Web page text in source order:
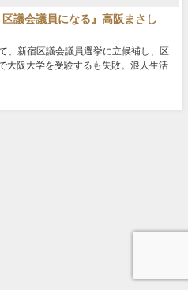
区議会議員になる』高阪まさし
、新宿区議会議員選挙に立候補し、区
大阪大学を受験するも失敗。浪人生活